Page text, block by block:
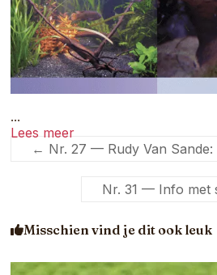
...
Lees meer
← Nr. 27 — Rudy Van Sande:
Nr. 31 — Info met
Misschien vind je dit ook leuk